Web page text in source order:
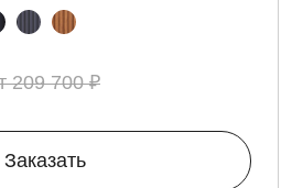
209 700 ₽
Заказать